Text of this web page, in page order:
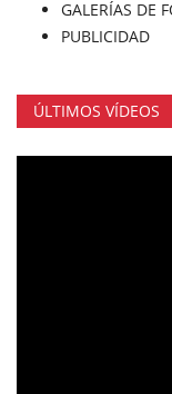
GALERÍAS DE
PUBLICIDAD
ÚLTIMOS VÍDEOS